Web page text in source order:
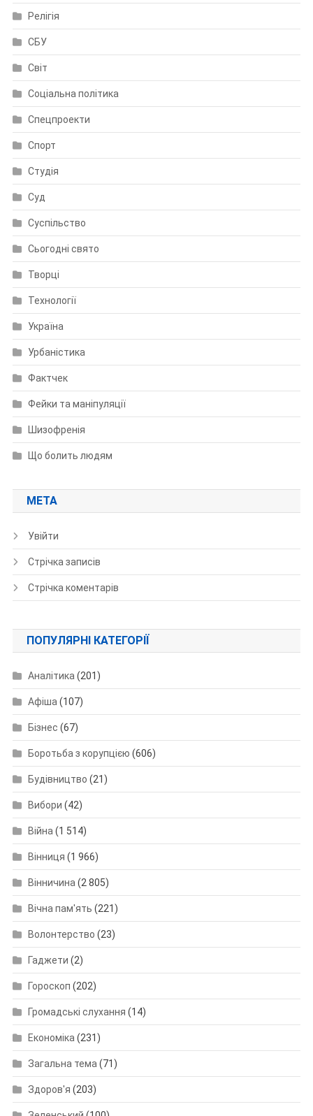
Релігія
СБУ
Світ
Соціальна політика
Спецпроекти
Спорт
Студія
Суд
Суспільство
Сьогодні свято
Творці
Технології
Україна
Урбаністика
Фактчек
Фейки та маніпуляції
Шизофренія
Що болить людям
МЕТА
Увійти
Стрічка записів
Стрічка коментарів
ПОПУЛЯРНІ КАТЕГОРІЇ
Аналітика(201)
Афіша(107)
Бізнес (67)
Боротьба з корупцією (606)
Будівництво (21)
Вибори (42)
Війна(1 514)
Вінниця (1 966)
Вінничина(2 805)
Вічна пам'ять (221)
Волонтерство (23)
Гаджети (2)
Гороскоп (202)
Громадські слухання (14)
Економіка(231)
Загальна тема(71)
Здоров'я (203)